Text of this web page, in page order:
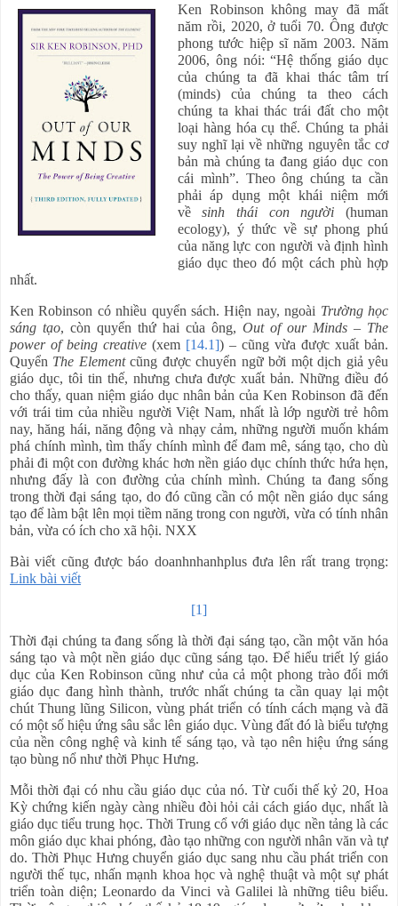
Ken Robinson không may đã mất
năm rồi, 2020, ở tuổi 70. Ông được
phong tước hiệp sĩ năm 2003. Năm
2006, ông nói: “Hệ thống giáo dục
của chúng ta đã khai thác tâm trí
(minds) của chúng ta theo cách
chúng ta khai thác trái đất cho một
loại hàng hóa cụ thể. Chúng ta phải
suy nghĩ lại về những nguyên tắc cơ
bản mà chúng ta đang giáo dục con
cái mình”. Theo ông chúng ta cần
phải áp dụng một khái niệm mới
vềsinh thái con người (human
ecology), ý thức về sự phong phú
của năng lực con người và định hình
giáo dục theo đó một cách phù hợp
nhất.
Ken Robinson có nhiều quyển sách. Hiện nay, ngoài Trường học
sáng tạo, còn quyển thứ hai của ông, Out of our Minds – The
power of being creative (xem [14.1]) – cũng vừa được xuất bản.
Quyển The Elementcũng được chuyển ngữ bởi một dịch giả yêu
giáo dục, tôi tin thế, nhưng chưa được xuất bản. Những điều đó
cho thấy, quan niệm giáo dục nhân bản của Ken Robinson đã đến
với trái tim của nhiều người Việt Nam, nhất là lớp người trẻ hôm
nay, hăng hái, năng động và nhạy cảm, những người muốn khám
phá chính mình, tìm thấy chính mình để đam mê, sáng tạo, cho dù
phải đi một con đường khác hơn nền giáo dục chính thức hứa hẹn,
nhưng đấy là con đường của chính mình. Chúng ta đang sống
trong thời đại sáng tạo, do đó cũng cần có một nền giáo dục sáng
tạo để làm bật lên mọi tiềm năng trong con người, vừa có tính nhân
bản, vừa có ích cho xã hội. NXX
Bài viết cũng được báo doanhnhanhplus đưa lên rất trang trọng:
Link bài viết
[1]
Thời đại chúng ta đang sống là thời đại sáng tạo, cần một văn hóa
sáng tạo và một nền giáo dục cũng sáng tạo. Để hiểu triết lý giáo
dục của Ken Robinson cũng như của cả một phong trào đổi mới
giáo dục đang hình thành, trước nhất chúng ta cần quay lại một
chút Thung lũng Silicon, vùng phát triển có tính cách mạng và đã
có một số hiệu ứng sâu sắc lên giáo dục. Vùng đất đó là biểu tượng
của nền công nghệ và kinh tế sáng tạo, và tạo nên hiệu ứng sáng
tạo bùng nổ như thời Phục Hưng.
Mỗi thời đại có nhu cầu giáo dục của nó. Từ cuối thế kỷ 20, Hoa
Kỳ chứng kiến ngày càng nhiều đòi hỏi cải cách giáo dục, nhất là
giáo dục tiểu trung học. Thời Trung cổ với giáo dục nền tảng là các
môn giáo dục khai phóng, đào tạo những con người nhân văn và tự
do. Thời Phục Hưng chuyển giáo dục sang nhu cầu phát triển con
người thế tục, nhấn mạnh khoa học và nghệ thuật và một sự phát
triển toàn diện; Leonardo da Vinci và Galilei là những tiêu biểu.